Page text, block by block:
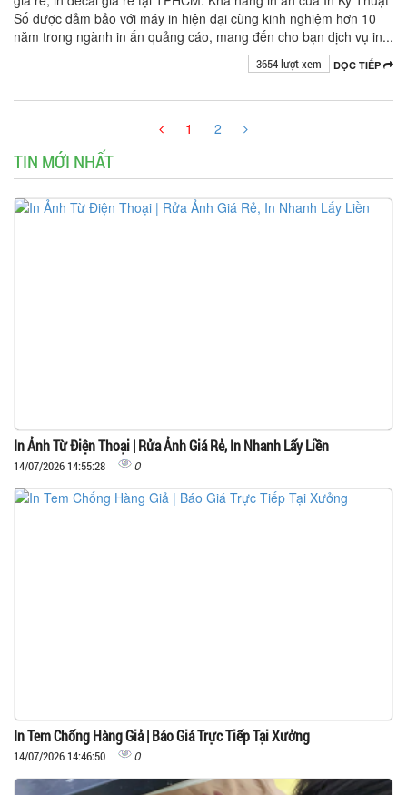
Số được đảm bảo với máy in hiện đại cùng kinh nghiệm hơn 10
năm trong ngành in ấn quảng cáo, mang đến cho bạn dịch vụ in...
ĐỌC TIẾP
3654 lượt xem
1 2
TIN MỚI NHẤT
In Ảnh Từ Điện Thoại | Rửa Ảnh Giá Rẻ, In Nhanh Lấy Liền
14/07/2026 14:55:28 0
In Tem Chống Hàng Giả | Báo Giá Trực Tiếp Tại Xưởng
14/07/2026 14:46:50 0